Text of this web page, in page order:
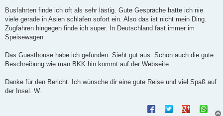
r
a
g
Busfahrten finde ich oft als sehr lästig. Gute Gespräche hatte ich nie
viele gerade in Asien schlafen sofort ein. Also das ist nicht mein Ding.
Zugfahren hingegen finde ich super. In Deutschland fast immer im
Speisewagen.
Das Guesthouse habe ich gefunden. Sieht gut aus. Schön auch die gute
Beschreibung wie man BKK hin kommt auf der Webseite.
Danke für den Bericht. Ich wünsche dir eine gute Reise und viel Spaß auf
der Insel. W.